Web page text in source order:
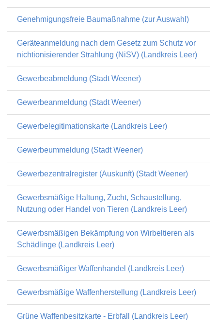
Genehmigungsfreie Baumaßnahme (zur Auswahl)
Geräteanmeldung nach dem Gesetz zum Schutz vor
nichtionisierender Strahlung (NiSV) (Landkreis Leer)
Gewerbeabmeldung (Stadt Weener)
Gewerbeanmeldung (Stadt Weener)
Gewerbelegitimationskarte (Landkreis Leer)
Gewerbeummeldung (Stadt Weener)
Gewerbezentralregister (Auskunft) (Stadt Weener)
Gewerbsmäßige Haltung, Zucht, Schaustellung,
Nutzung oder Handel von Tieren (Landkreis Leer)
Gewerbsmäßigen Bekämpfung von Wirbeltieren als
Schädlinge (Landkreis Leer)
Gewerbsmäßiger Waffenhandel (Landkreis Leer)
Gewerbsmäßige Waffenherstellung (Landkreis Leer)
Grüne Waffenbesitzkarte - Erbfall (Landkreis Leer)